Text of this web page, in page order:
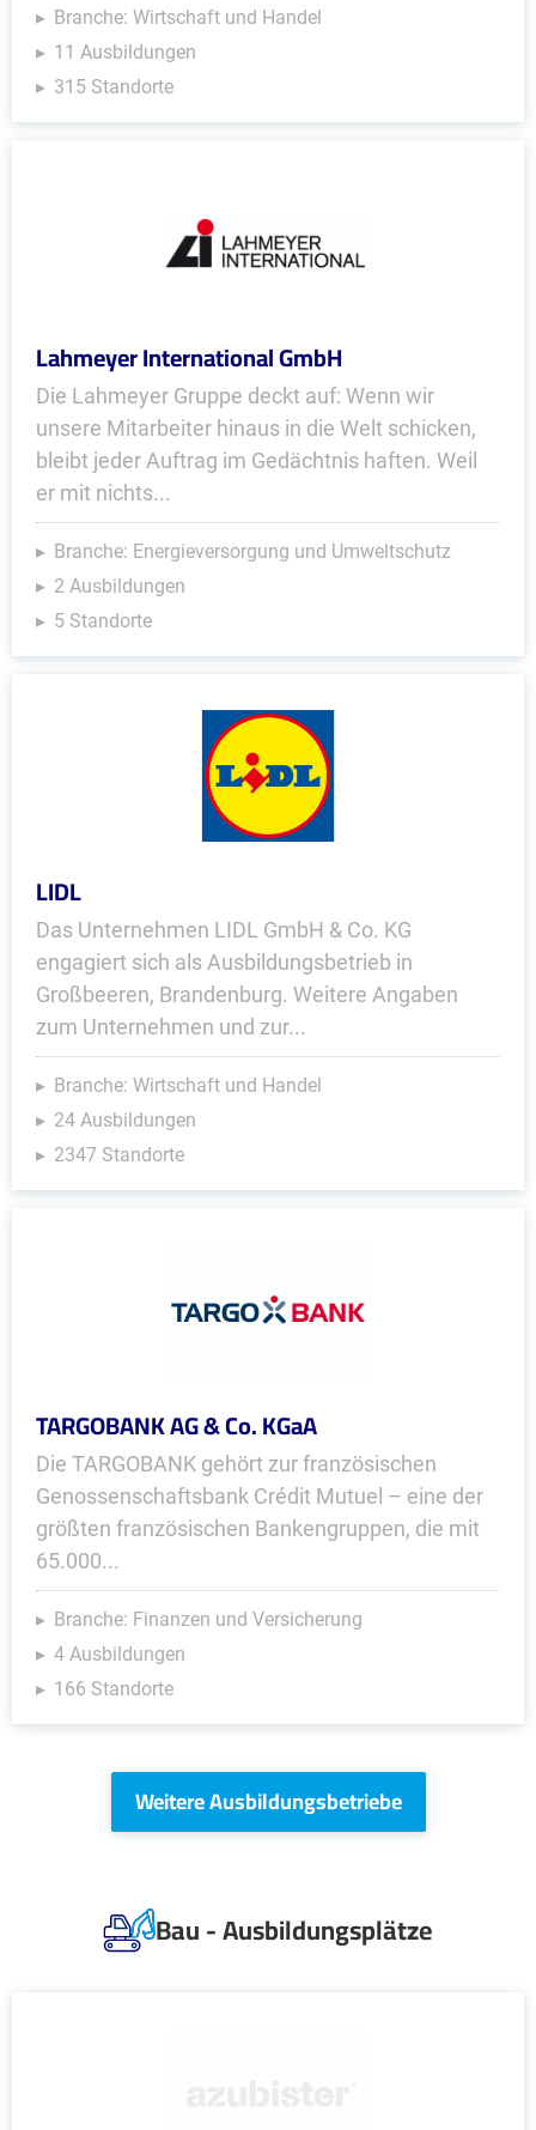
Branche: Wirtschaft und Handel
11 Ausbildungen
315 Standorte
Lahmeyer International GmbH
Die Lahmeyer Gruppe deckt auf: Wenn wir
unsere Mitarbeiter hinaus in die Welt schicken,
bleibt jeder Auftrag im Gedächtnis haften. Weil
er mit nichts...
Branche: Energieversorgung und Umweltschutz
2 Ausbildungen
5 Standorte
LIDL
Das Unternehmen LIDL GmbH & Co. KG
engagiert sich als Ausbildungsbetrieb in
Großbeeren, Brandenburg. Weitere Angaben
zum Unternehmen und zur...
Branche: Wirtschaft und Handel
24 Ausbildungen
2347 Standorte
TARGOBANK AG & Co. KGaA
Die TARGOBANK gehört zur französischen
Genossenschaftsbank Crédit Mutuel – eine der
größten französischen Bankengruppen, die mit
65.000...
Branche: Finanzen und Versicherung
4 Ausbildungen
166 Standorte
Weitere Ausbildungsbetriebe
Bau - Ausbildungsplätze